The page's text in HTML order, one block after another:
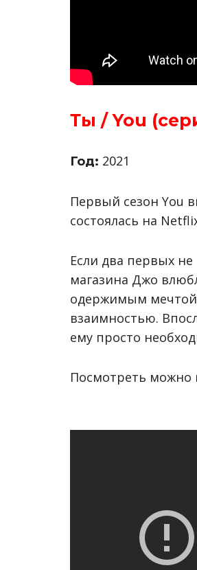
Ты / You
Год: 2021
Первый сезон You
состоялась на
Если два первых
магазина Джо
одержимым мечтой
взаимностью.
ему просто
Посмотреть можно